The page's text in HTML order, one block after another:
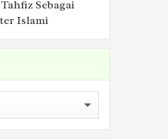
Sebagai
Islami